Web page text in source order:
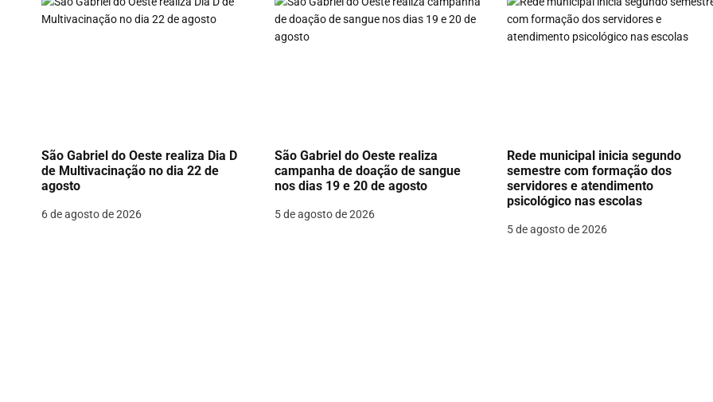
a
e
P
o
São Gabriel do Oeste realiza Dia D
de Multivacinação no dia 22 de
agosto
6 de agosto de 2026
São Gabriel do Oeste realiza
campanha de doação de sangue
nos dias 19 e 20 de agosto
5 de agosto de 2026
Rede municipal inicia segundo
semestre com formação dos
servidores e atendimento
psicológico nas escolas
5 de agosto de 2026